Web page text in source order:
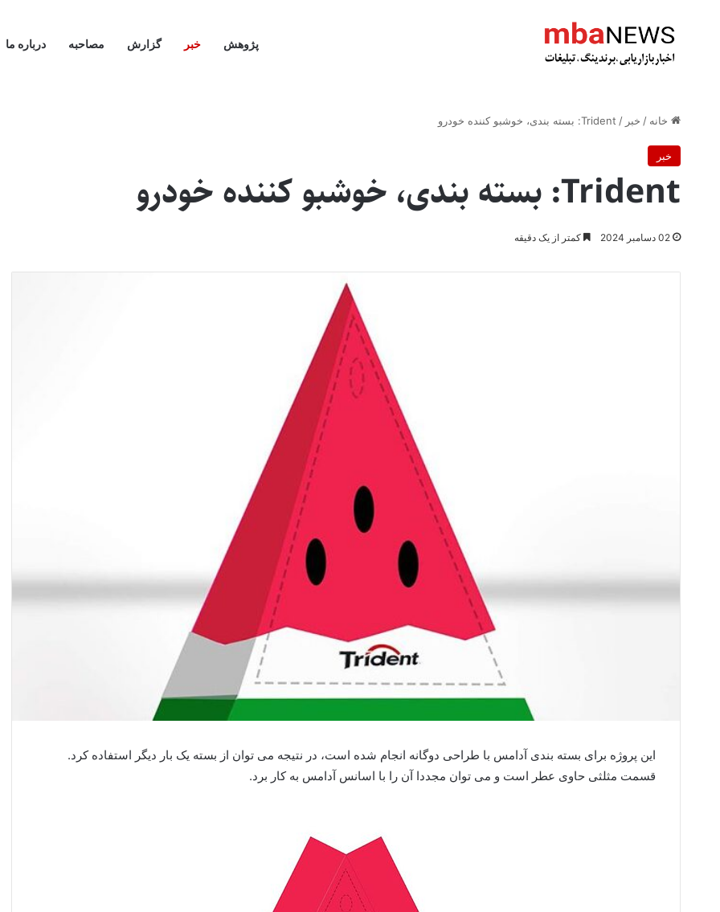
پژوهش خبر گزارش مصاحبه درباره ما
خانه / خبر / ‌Trident: بسته بندی، خوشبو کننده خودرو
خبر
‌Trident: بسته بندی، خوشبو کننده خودرو
02 دسامبر 2024 کمتر از یک دقیقه
این پروژه برای بسته بندی آدامس با طراحی دوگانه انجام شده است، در نتیجه می توان از بسته یک بار دیگر استفاده کرد.
قسمت مثلثی حاوی عطر است و می توان مجددا آن را با اسانس آدامس به کار برد.